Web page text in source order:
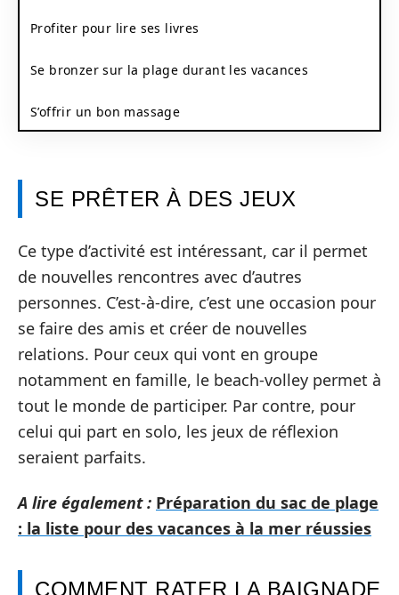
Profiter pour lire ses livres
Se bronzer sur la plage durant les vacances
S’offrir un bon massage
SE PRÊTER À DES JEUX
Ce type d’activité est intéressant, car il permet
de nouvelles rencontres avec d’autres
personnes. C’est-à-dire, c’est une occasion pour
se faire des amis et créer de nouvelles
relations. Pour ceux qui vont en groupe
notamment en famille, le beach-volley permet à
tout le monde de participer. Par contre, pour
celui qui part en solo, les jeux de réflexion
seraient parfaits.
A lire également : Préparation du sac de plage
: la liste pour des vacances à la mer réussies
COMMENT RATER LA BAIGNADE